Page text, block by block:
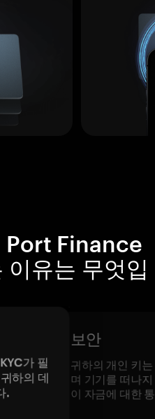
Port Finance
이유는 무엇입
가 필
하의 데
.
보안
귀하의 개인 키
며 기기를 떠나
이 자금에 대한